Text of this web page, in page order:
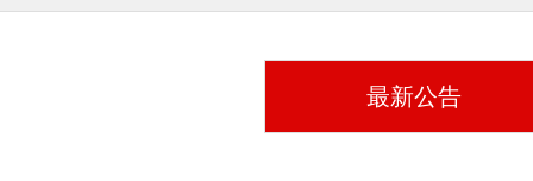
最新公告